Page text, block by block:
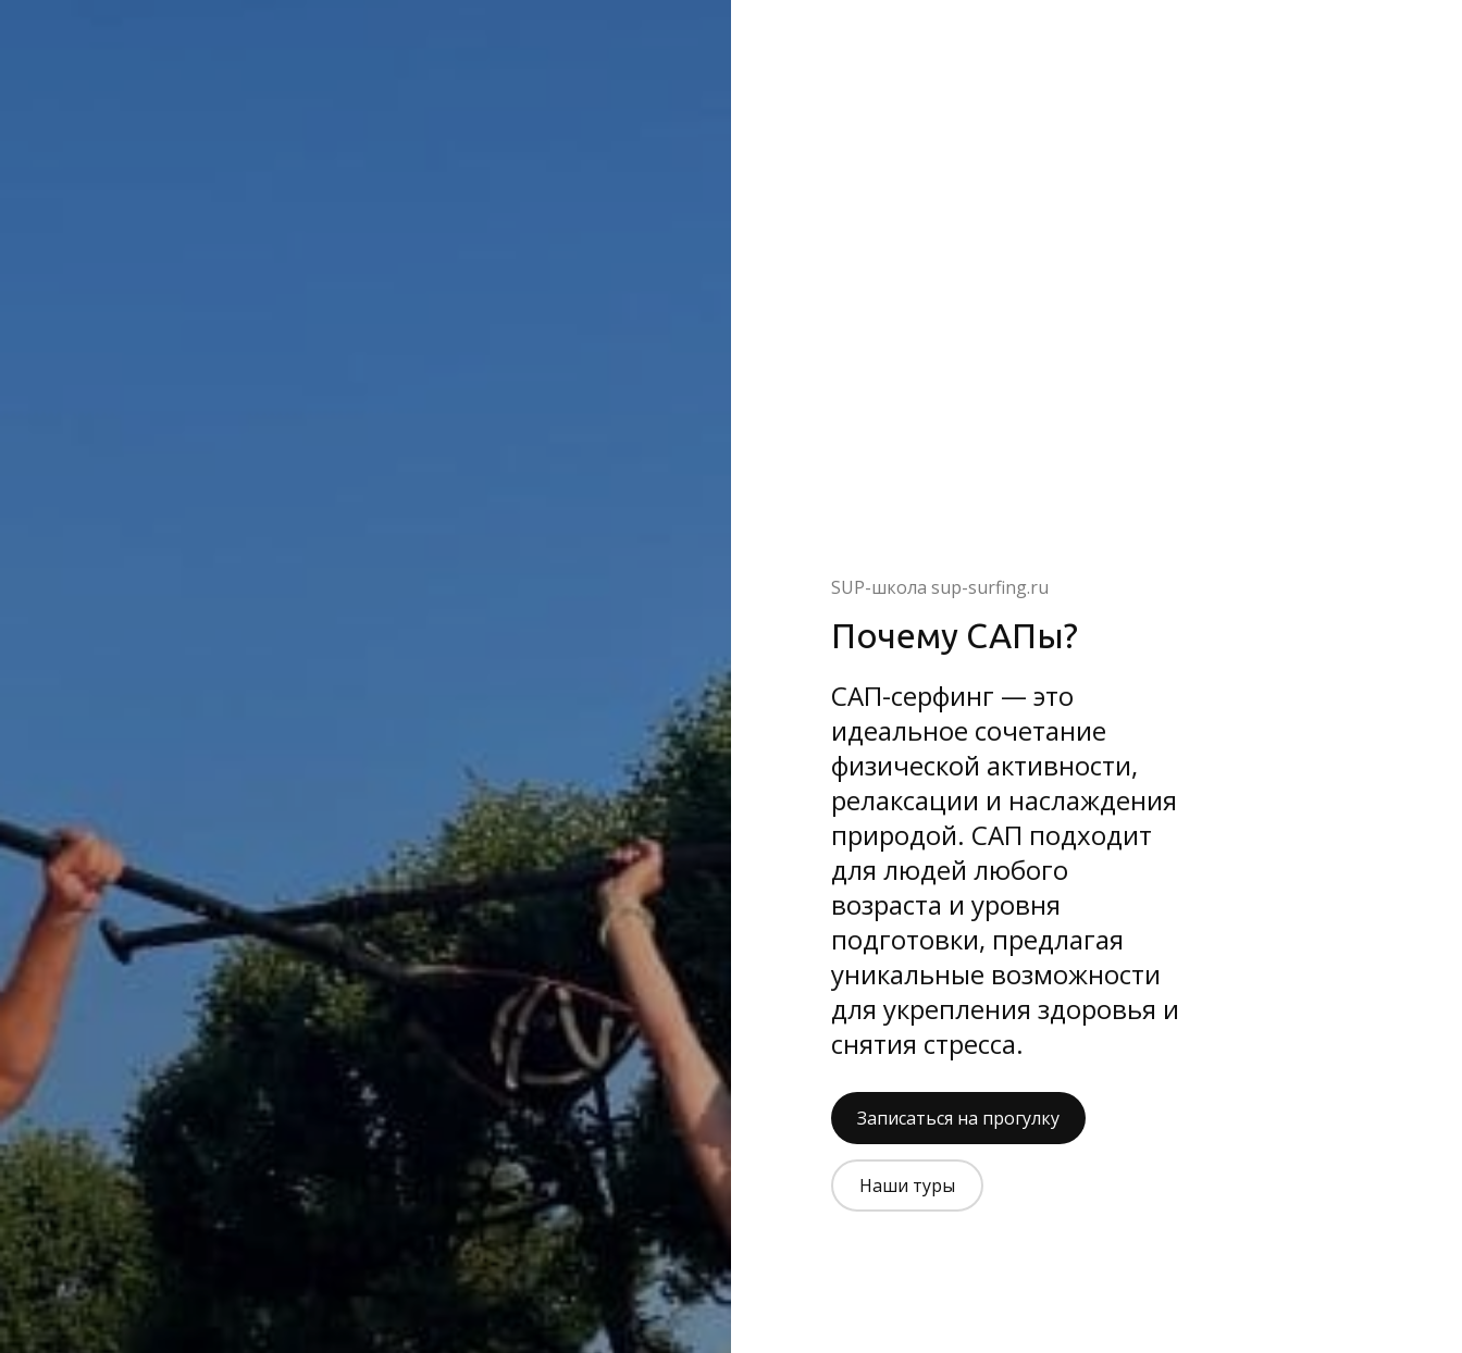
SUP-школа sup-surfing.ru
Почему САПы?
САП-серфинг — это
идеальное сочетание
физической активности,
релаксации и наслаждения
природой. САП подходит
для людей любого
возраста и уровня
подготовки, предлагая
уникальные возможности
для укрепления здоровья и
снятия стресса.
Записаться на прогулку
Наши туры